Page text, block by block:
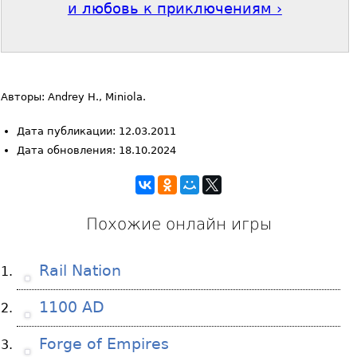
и любовь к приключениям ›
Авторы: Andrey H., Miniola.
Дата публикации: 12.03.2011
Дата обновления: 18.10.2024
Похожие онлайн игры
Rail Nation
1100 AD
Forge of Empires